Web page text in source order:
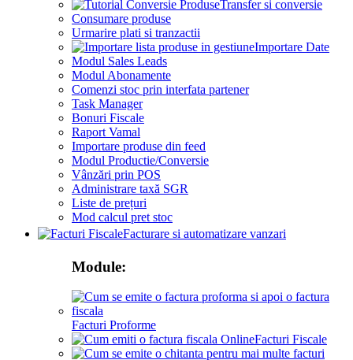
Transfer si conversie
Consumare produse
Urmarire plati si tranzactii
Importare Date
Modul Sales Leads
Modul Abonamente
Comenzi stoc prin interfata partener
Task Manager
Bonuri Fiscale
Raport Vamal
Importare produse din feed
Modul Productie/Conversie
Vânzări prin POS
Administrare taxă SGR
Liste de prețuri
Mod calcul pret stoc
Facturare si automatizare vanzari
Module:
Facturi Proforme
Facturi Fiscale